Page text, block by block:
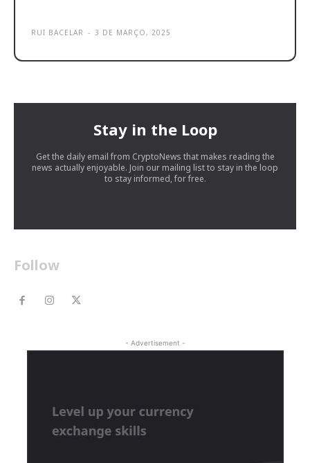
RUI BACELAR - 3 DE MARÇO, 2025
Stay in the Loop
Get the daily email from CryptoNews that makes reading the
news actually enjoyable. Join our mailing list to stay in the loop
to stay informed, for free.
Follow
- Advertisement -